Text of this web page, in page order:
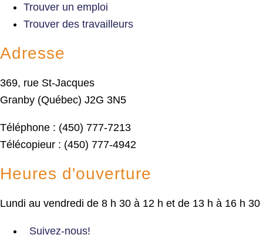
Trouver un emploi
Trouver des travailleurs
Adresse
369, rue St-Jacques
Granby (Québec) J2G 3N5
Téléphone : (450) 777-7213
Télécopieur : (450) 777-4942
Heures d'ouverture
Lundi au vendredi de 8 h 30 à 12 h et de 13 h à 16 h 30
Suivez-nous!